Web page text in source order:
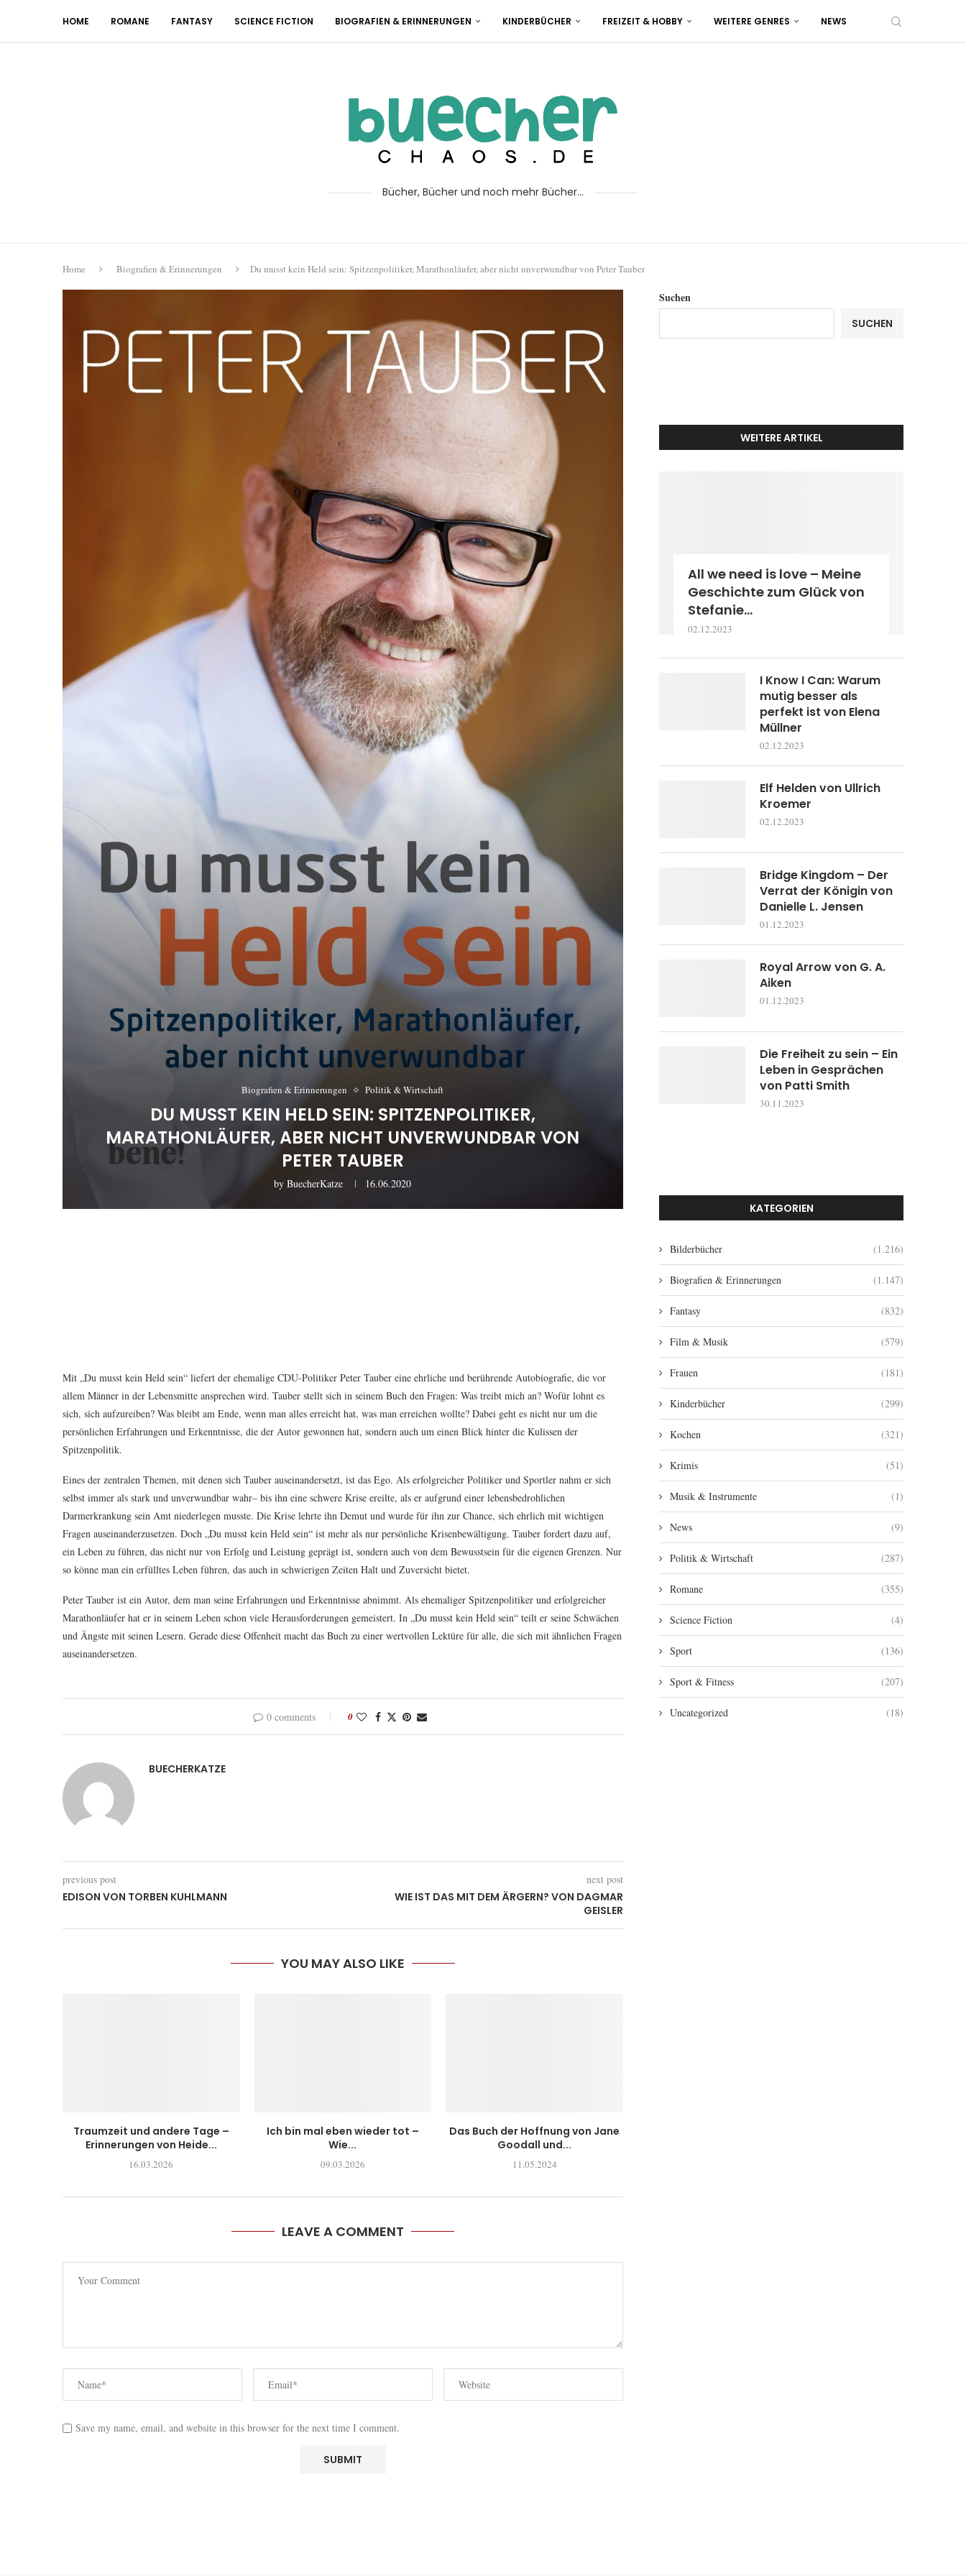
HOME ROMANE FANTASY SCIENCE FICTION BIOGRAFIEN & ERINNERUNGEN KINDERBÜCHER FREIZEIT & HOBBY WEITERE GENRES NEWS
Bücher, Bücher und noch mehr Bücher...
Home Biografien & Erinnerungen Du musst kein Held sein: Spitzenpolitiker, Marathonläufer, aber nicht unverwundbar von Peter Tauber
Biografien & Erinnerungen Politik & Wirtschaft
DU MUSST KEIN HELD SEIN: SPITZENPOLITIKER,
MARATHONLÄUFER, ABER NICHT UNVERWUNDBAR VON
PETER TAUBER
byBuecherKatze 16.06.2020
Mit „Du musst kein Held sein“ liefert der ehemalige CDU-Politiker Peter Tauber eine ehrliche und berührende Autobiografie, die vor
allem Männer in der Lebensmitte ansprechen wird. Tauber stellt sich in seinem Buch den Fragen: Was treibt mich an? Wofür lohnt es
sich, sich aufzureiben? Was bleibt am Ende, wenn man alles erreicht hat, was man erreichen wollte? Dabei geht es nicht nur um die
persönlichen Erfahrungen und Erkenntnisse, die der Autor gewonnen hat, sondern auch um einen Blick hinter die Kulissen der
Spitzenpolitik.
Eines der zentralen Themen, mit denen sich Tauber auseinandersetzt, ist das Ego. Als erfolgreicher Politiker und Sportler nahm er sich
selbst immer als stark und unverwundbar wahr– bis ihn eine schwere Krise ereilte, als er aufgrund einer lebensbedrohlichen
Darmerkrankung sein Amt niederlegen musste. Die Krise lehrte ihn Demut und wurde für ihn zur Chance, sich ehrlich mit wichtigen
Fragen auseinanderzusetzen. Doch „Du musst kein Held sein“ ist mehr als nur persönliche Krisenbewältigung. Tauber fordert dazu auf,
ein Leben zu führen, das nicht nur von Erfolg und Leistung geprägt ist, sondern auch von dem Bewusstsein für die eigenen Grenzen. Nur
so könne man ein erfülltes Leben führen, das auch in schwierigen Zeiten Halt und Zuversicht bietet.
Peter Tauber ist ein Autor, dem man seine Erfahrungen und Erkenntnisse abnimmt. Als ehemaliger Spitzenpolitiker und erfolgreicher
Marathonläufer hat er in seinem Leben schon viele Herausforderungen gemeistert. In „Du musst kein Held sein“ teilt er seine Schwächen
und Ängste mit seinen Lesern. Gerade diese Offenheit macht das Buch zu einer wertvollen Lektüre für alle, die sich mit ähnlichen Fragen
auseinandersetzen.
0 comments 0
BUECHERKATZE
previous post
EDISON VON TORBEN KUHLMANN
next post
WIE IST DAS MIT DEM ÄRGERN? VON DAGMAR
GEISLER
YOU MAY ALSO LIKE
Traumzeit und andere Tage –
Erinnerungen von Heide...
16.03.2026
Ich bin mal eben wieder tot –
Wie...
09.03.2026
Das Buch der Hoffnung von Jane
Goodall und...
11.05.2024
LEAVE A COMMENT
Save my name, email, and website in this browser for the next time I comment.
Suchen
SUCHEN
WEITERE ARTIKEL
All we need is love – Meine
Geschichte zum Glück von
Stefanie...
02.12.2023
I Know I Can: Warum
mutig besser als
perfekt ist von Elena
Müllner
02.12.2023
Elf Helden von Ullrich
Kroemer
02.12.2023
Bridge Kingdom – Der
Verrat der Königin von
Danielle L. Jensen
01.12.2023
Royal Arrow von G. A.
Aiken
01.12.2023
Die Freiheit zu sein – Ein
Leben in Gesprächen
von Patti Smith
30.11.2023
KATEGORIEN
Bilderbücher (1.216)
Biografien & Erinnerungen (1.147)
Fantasy (832)
Film & Musik (579)
Frauen (181)
Kinderbücher (299)
Kochen (321)
Krimis (51)
Musik & Instrumente (1)
News (9)
Politik & Wirtschaft (287)
Romane (355)
Science Fiction (4)
Sport (136)
Sport & Fitness (207)
Uncategorized (18)